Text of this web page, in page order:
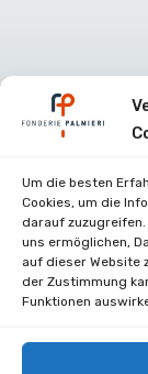
Um die besten
Cookies, um die
darauf zuzugreifen.
uns ermöglichen,
auf dieser Website
der Zustimmung
Funktionen
Privacy